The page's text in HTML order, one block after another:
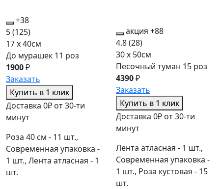
+38
5(125)
17 x 40см
До мурашек 11 роз
1900₽
Заказать
Купить в 1 клик
Доставка 0₽ от 30-ти
минут
Роза 40 см - 11 шт.,
Современная упаковка -
1 шт., Лента атласная - 1
шт.
акция +88
4.8(28)
30 x 50см
Песочный туман 15 роз
4390₽
Заказать
Купить в 1 клик
Доставка 0₽ от 30-ти
минут
Лента атласная - 1 шт.,
Современная упаковка -
1 шт., Роза кустовая - 15
шт.